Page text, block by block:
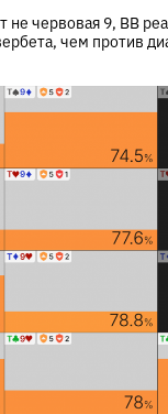
не червовая 9, BB
чем против